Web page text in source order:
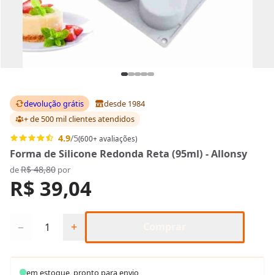
devolução grátis
desde 1984
+ de 500 mil clientesatendidos
4.9/5(600+ avaliações)
Forma de Silicone Redonda Reta (95ml) - Allonsy
deR$ 48,80por
R$ 39,04
− +
em estoque, pronto para envio